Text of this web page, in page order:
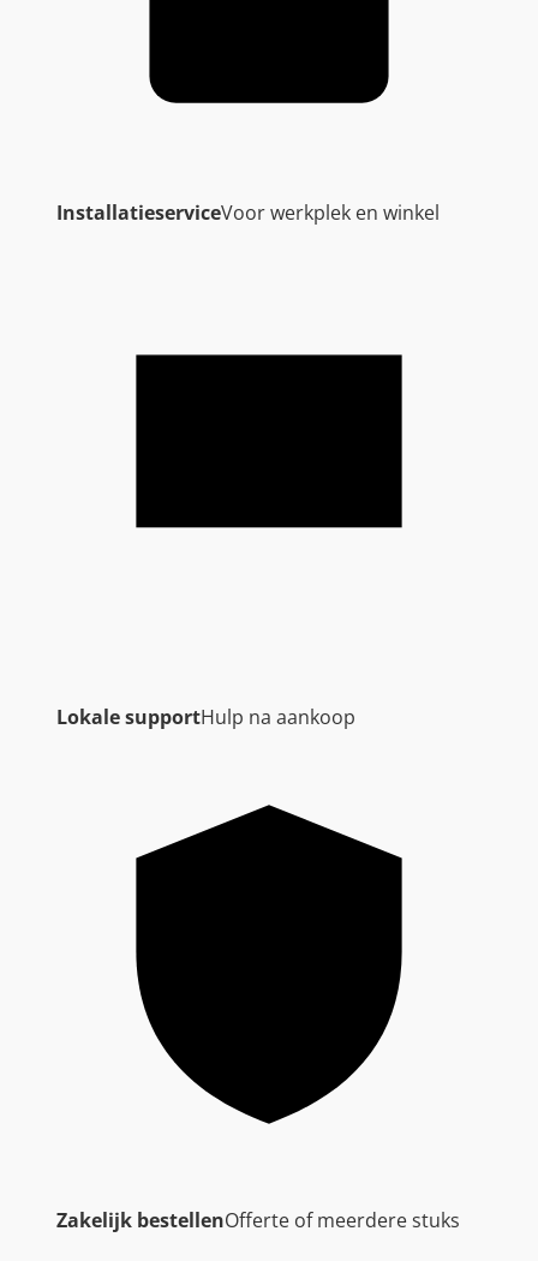
InstallatieserviceVoor werkplek en winkel
Lokale supportHulp na aankoop
Zakelijk bestellenOfferte of meerdere stuks